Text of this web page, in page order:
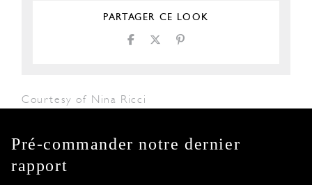
PARTAGER CE LOOK
Courtesy of Nina Ricci
Pré-commander notre dernier
rapport